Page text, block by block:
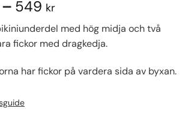
– 549 krPrisintervall:
499 kr
till
549 kr
med hög midja och två
fickor med dragkedja.
har fickor på vardera sida av byxan.